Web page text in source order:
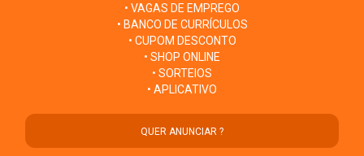
• VAGAS DE EMPREGO
• BANCO DE CURRÍCULOS
• CUPOM DESCONTO
• SHOP ONLINE
• SORTEIOS
• APLICATIVO
QUER ANUNCIAR ?